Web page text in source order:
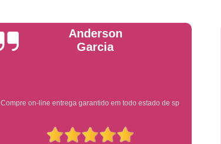
Placa Automotiva Dianteira
Placa Automotiva Personalizada
Placa de Carro Cravinhos
Placa Preta Carro
Yuri Martins
Ótimo atendimento